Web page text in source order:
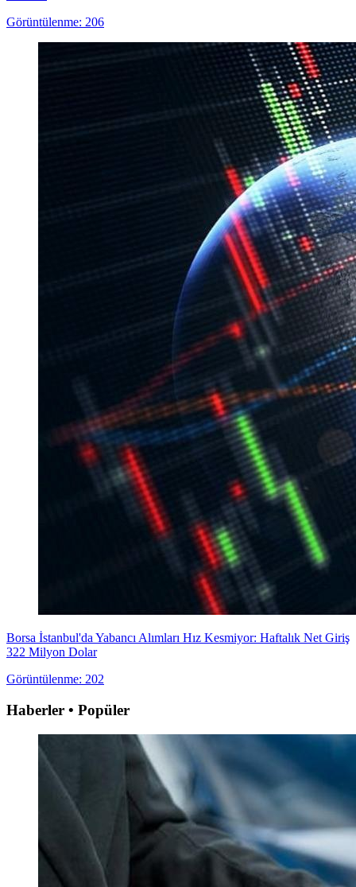
Görüntülenme: 206
Borsa İstanbul'da Yabancı Alımları Hız Kesmiyor: Haftalık Net Giriş
322 Milyon Dolar
Görüntülenme: 202
Haberler • Popüler